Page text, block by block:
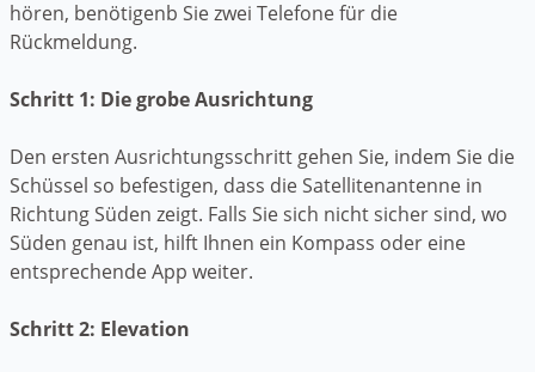
hören, benötigenb Sie zwei Telefone für die
Rückmeldung.
Schritt 1: Die grobe Ausrichtung
Den ersten Ausrichtungsschritt gehen Sie, indem Sie die
Schüssel so befestigen, dass die Satellitenantenne in
Richtung Süden zeigt. Falls Sie sich nicht sicher sind, wo
Süden genau ist, hilft Ihnen ein Kompass oder eine
entsprechende App weiter.
Schritt 2: Elevation